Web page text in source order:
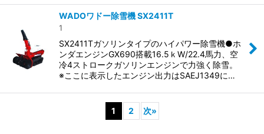
WADOワドー除雪機 SX2411T
1
SX2411Tガソリンタイプのハイパワー除雪機●ホ
ンダエンジンGX690搭載16.5ｋW/22.4馬力、空
冷4ストロークガソリンエンジンで力強く除雪。
※ここに表示したエンジン出力はSAEJ1349に…
1 2 次»